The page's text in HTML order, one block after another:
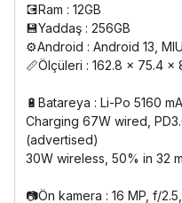
💽Ram : 12GB
💾Yaddaş : 256GB
⚙️Android : Android 13,
📏Ölçüleri : 162.8 x 75.4 x
🔋Batareya : Li-Po 5160
Charging 67W wired,
(advertised)
30W wireless, 50% in 32
📷Ön kamera : 16 MP, f/